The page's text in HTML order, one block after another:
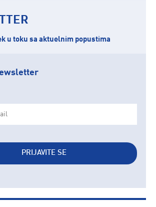
u toku sa aktuelnim popustima
PRIJAVITE SE